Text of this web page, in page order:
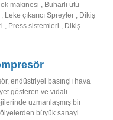
makinesi , Buharlı ütü
çıkarıcı Spreyler , Dikiş
, Press sistemleri , Dikiş
endüstriyel basınçlı hava
gösteren ve vidalı
uzmanlaşmış bir
büyük sanayi